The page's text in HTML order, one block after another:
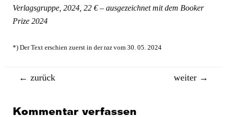
Verlagsgruppe, 2024, 22 € – ausgezeichnet mit dem Booker
Prize 2024
*) Der Text erschien zuerst in dertaz vom 30. 05. 2024
Beitragsnavigation
← zurück weiter →
Kommentar verfassen